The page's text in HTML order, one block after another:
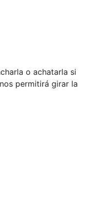
o achatarla si
permitirá girar la